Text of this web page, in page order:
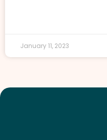
January 11, 2023